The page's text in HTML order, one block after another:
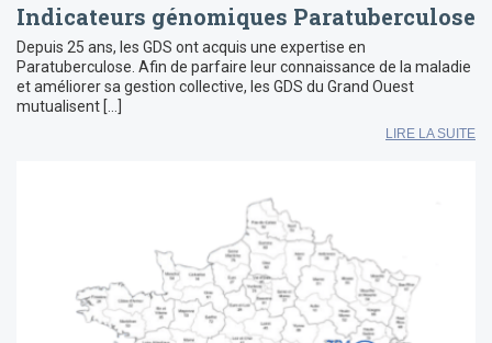
Indicateurs génomiques Paratuberculose
Depuis 25 ans, les GDS ont acquis une expertise en
Paratuberculose. Afin de parfaire leur connaissance de la maladie
et améliorer sa gestion collective, les GDS du Grand Ouest
mutualisent […]
LIRE LA SUITE